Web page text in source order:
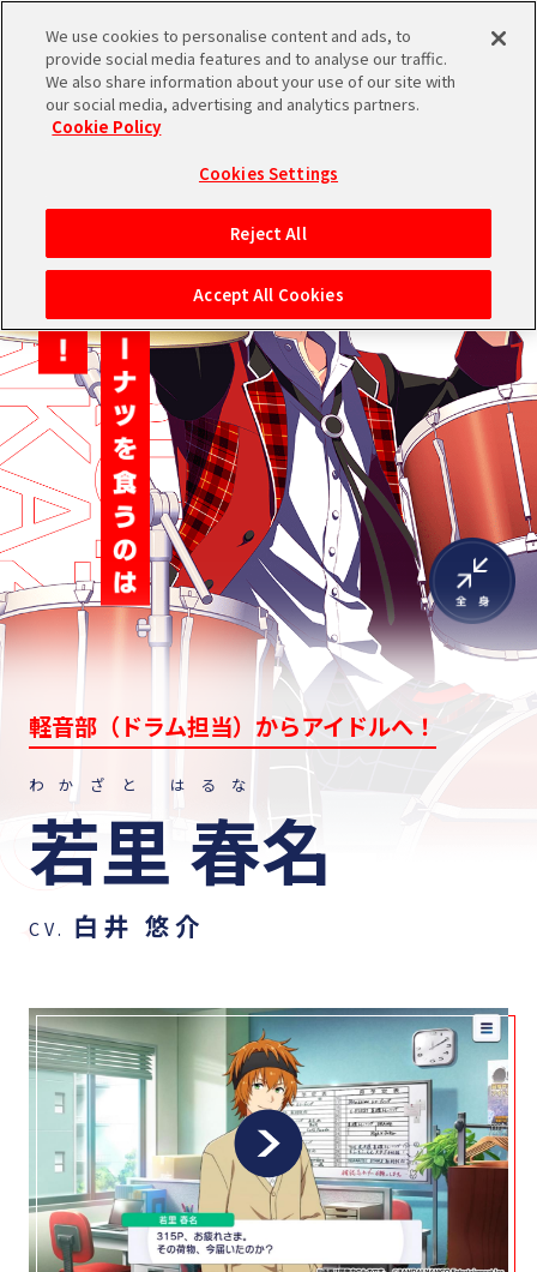
ブランドTOPへ
軽音部（ドラム担当）からアイドルへ！
わかざと はるな
若里 春名
CV. 白井 悠介
We use cookies to personalise content and ads, to
provide social media features and to analyse our traffic.
We also share information about your use of our site with
our social media, advertising and analytics partners.
Cookie Policy
Cookies Settings
Reject All
Accept All Cookies